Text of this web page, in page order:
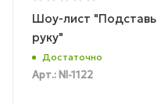
Шоу-лист "Подставь
руку"
Достаточно
Арт.: NI-1122